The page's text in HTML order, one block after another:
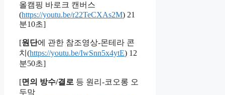
올캠핑 바로크 캔버스
(https://youtu.be/r22TeCXAs2M) 21
분10초]
[원단에 관한 참조영상-몬테라 콘
치(https://youtu.be/IwSnn5x4ytE) 12
분50초]
[면의 방수/결로 등 원리-코오롱 오
두막